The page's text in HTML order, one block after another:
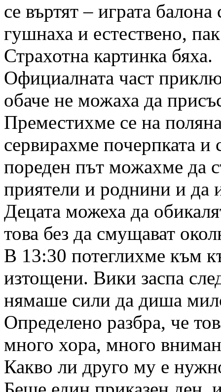
се въртят – играта
гушнаха и естествено,
Страхотна картинка бяха.
Официалната част
обаче не можаха да
Преместихме се на
сервирахме почерпката и
пореден път можахме да
приятели и роднини и да
Децата можеха да
това без да смущават
В 13:30 потеглихме към
изтощени. Вики заспа
нямаше сили да диша
Определено разбра, че
много хора, много
Какво ли друго му е